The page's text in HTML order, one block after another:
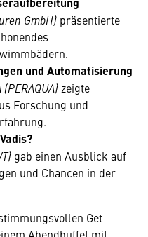
GmbH) präsentierte
und Automatisierung
zeigte
Forschung und
gab einen Ausblick auf
und Chancen in der
Get